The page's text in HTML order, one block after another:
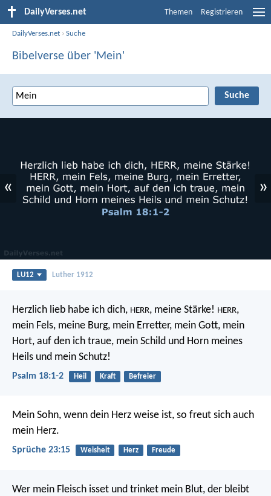
DailyVerses.net Themen Registrieren
DailyVerses.net ›Suche
Bibelverse über 'Mein'
« »
LU12 Luther 1912
Herzlich lieb habe ich dich, HERR, meine Stärke! HERR,
mein Fels, meine Burg, mein Erretter, mein Gott, mein
Hort, auf den ich traue, mein Schild und Horn meines
Heils und mein Schutz!
Psalm 18:1-2 Heil Kraft Befreier
Mein Sohn, wenn dein Herz weise ist, so freut sich auch
mein Herz.
Sprüche 23:15 Weisheit Herz Freude
Wer mein Fleisch isset und trinket mein Blut, der bleibt